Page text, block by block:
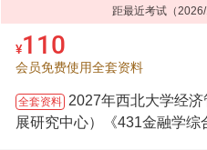
距最近考试（
¥110
会员免费使用全套资料
全套资料 2027年西北大学经
展研究中心）《431金融学综